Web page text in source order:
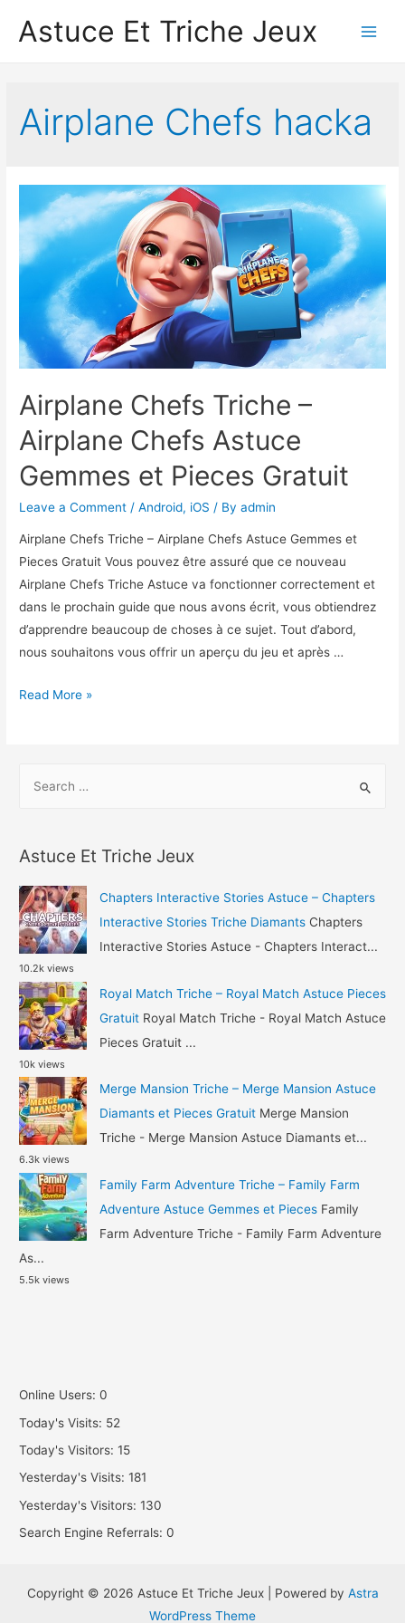
Astuce Et Triche Jeux
Airplane Chef‪s hacka
Airplane Chefs Triche –
Airplane Chefs Astuce
Gemmes et Pieces Gratuit
Leave a Comment /Android, iOS / Byadmin
Airplane Chefs Triche – Airplane Chefs Astuce Gemmes et
Pieces Gratuit Vous pouvez être assuré que ce nouveau
Airplane Chefs Triche Astuce va fonctionner correctement et
dans le prochain guide que nous avons écrit, vous obtiendrez
d’apprendre beaucoup de choses à ce sujet. Tout d’abord,
nous souhaitons vous offrir un aperçu du jeu et après …
Airplane
Airplane
Gemmes
Pieces
Gratuit
Read More »
h
f
o
r
:
Astuce Et Triche Jeux
Chapters Interactive Stories Astuce – Chapters
Interactive Stories Triche Diamants Chapters
Interactive Stories Astuce - Chapters Interact...
10.2k views
Royal Match Triche – Royal Match Astuce Pieces
Gratuit Royal Match Triche - Royal Match Astuce
Pieces Gratuit ...
10k views
Merge Mansion Triche – Merge Mansion Astuce
Diamants et Pieces Gratuit Merge Mansion
Triche - Merge Mansion Astuce Diamants et...
6.3k views
Family Farm Adventure Triche – Family Farm
Adventure Astuce Gemmes et Pieces Family
Farm Adventure Triche - Family Farm Adventure
As...
5.5k views
Online Users:0
Today's Visits: 52
Today's Visitors:15
Yesterday's Visits:181
Yesterday's Visitors:130
Search Engine Referrals:0
Copyright © 2026 Astuce Et Triche Jeux | Powered by Astra
WordPress Theme